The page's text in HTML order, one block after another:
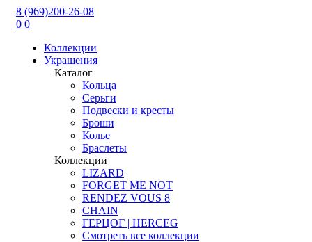
8 (969)200-26-08
0 0
Коллекции
Украшения
Каталог
Кольца
Серьги
Подвески и кресты
Броши
Колье
Браслеты
Коллекции
LIZARD
FORGET ME NOT
RENDEZ VOUS 8
CHAIN
ГЕРЦОГ | HERCEG
Смотреть все коллекции